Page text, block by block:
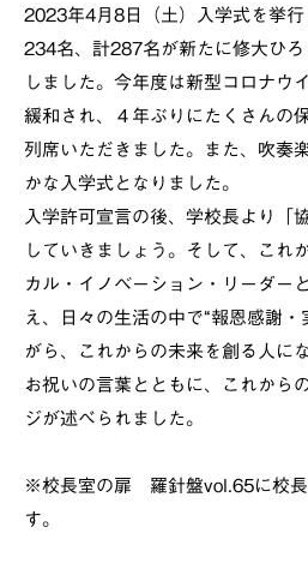
2023年4月8日（土）入学式を挙
234名、計287名が新たに修大ひろ
しました。今年度は新型コロナウ
緩和され、４年ぶりにたくさんの
列席いただきました。また、吹奏
かな入学式となりました。
入学許可宣言の後、学校長より「
していきましょう。そして、これ
カル・イノベーション・リーダー
え、日々の生活の中で“報恩感謝
がら、これからの未来を創る人に
お祝いの言葉とともに、これから
ジが述べられました。
※校長室の扉 羅針盤vol.65に校長
す。